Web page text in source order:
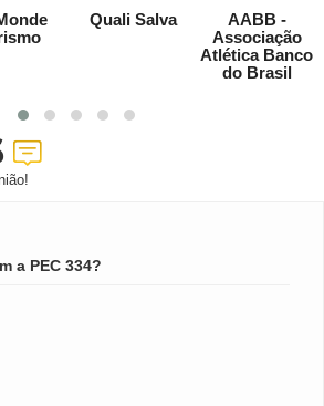
Quali Salva
AABB -
Associação
Atlética Banco
do Brasil
a PEC 334?